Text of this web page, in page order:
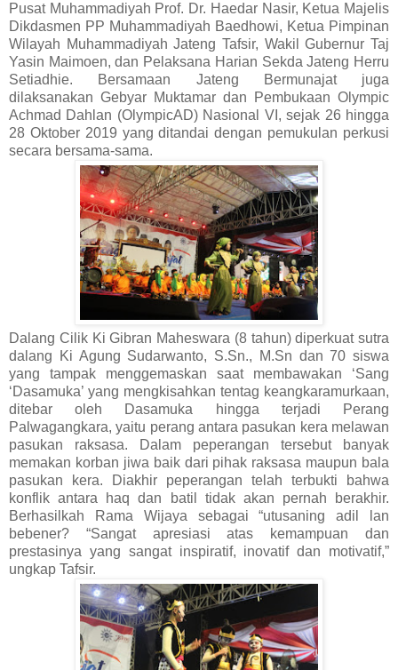
Pusat Muhammadiyah Prof. Dr. Haedar Nasir, Ketua Majelis
Dikdasmen PP Muhammadiyah Baedhowi, Ketua Pimpinan
Wilayah Muhammadiyah Jateng Tafsir, Wakil Gubernur Taj
Yasin Maimoen, dan Pelaksana Harian Sekda Jateng Herru
Setiadhie. Bersamaan Jateng Bermunajat juga
dilaksanakan Gebyar Muktamar dan Pembukaan Olympic
Achmad Dahlan (OlympicAD) Nasional VI, sejak 26 hingga
28 Oktober 2019 yang ditandai dengan pemukulan perkusi
secara bersama-sama.
Dalang Cilik Ki Gibran Maheswara (8 tahun) diperkuat sutra
dalang Ki Agung Sudarwanto, S.Sn., M.Sn dan 70 siswa
yang tampak menggemaskan saat membawakan ‘Sang
‘Dasamuka’ yang mengkisahkan tentag keangkaramurkaan,
ditebar oleh Dasamuka hingga terjadi Perang
Palwagangkara, yaitu perang antara pasukan kera melawan
pasukan raksasa. Dalam peperangan tersebut banyak
memakan korban jiwa baik dari pihak raksasa maupun bala
pasukan kera. Diakhir peperangan telah terbukti bahwa
konflik antara haq dan batil tidak akan pernah berakhir.
Berhasilkah Rama Wijaya sebagai “utusaning adil lan
bebener? “Sangat apresiasi atas kemampuan dan
prestasinya yang sangat inspiratif, inovatif dan motivatif,”
ungkap Tafsir.